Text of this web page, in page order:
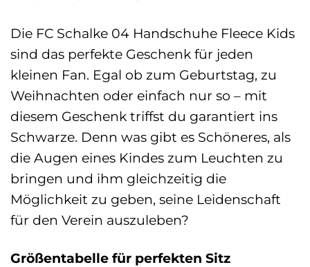
Die FC Schalke 04 Handschuhe Fleece Kids
sind das perfekte Geschenk für jeden
kleinen Fan. Egal ob zum Geburtstag, zu
Weihnachten oder einfach nur so – mit
diesem Geschenk triffst du garantiert ins
Schwarze. Denn was gibt es Schöneres, als
die Augen eines Kindes zum Leuchten zu
bringen und ihm gleichzeitig die
Möglichkeit zu geben, seine Leidenschaft
für den Verein auszuleben?
Größentabelle für perfekten Sitz